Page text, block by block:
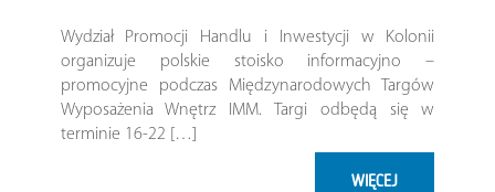
Wydział Promocji Handlu i Inwestycji w Kolonii
organizuje polskie stoisko informacyjno –
promocyjne podczas Międzynarodowych Targów
Wyposażenia Wnętrz IMM. Targi odbędą się w
terminie 16-22 […]
WIĘCEJ